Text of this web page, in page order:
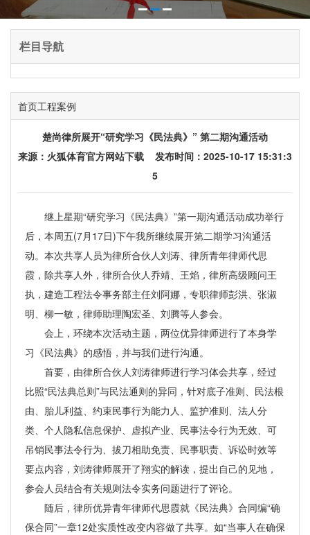
栏目导航
首页工程案例
楚尚律所展开“研究学习《民法典》” 第二期沟通活动
来源： 火狐体育官方网站下载 发布时间：2025-10-17 15:31:3
5
继上星期“研究学习《民法典》”第一期沟通活动成功举行
后，本周五(7月17日)下午我所继续展开第二期学习沟通活
动。本次共享人员为律所合伙人刘涛、律所青年律师代思
霞，除共享人外，律所合伙人乔靖、王焰，律所高级顾问王
执，建造工程法令事务部主任刘阿娜，专职律师彭洪、张淑
明、柳一敏，律师助理陶宏圣、刘腾等人参会。
会上，环绕本次活动主题，两位优异律师进行了本身学
习《民法典》的感悟，并与我们进行沟通。
首要，由律所合伙人刘涛律师进行学习体会共享，经过
比照“民法典总则”与民法通则的异同，针对底子准则、民法根
由、胎儿利益、约束民事行为能力人、监护准则、法人分
类、个人隐私信息保护、虚拟产业、民事法令行为无效、可
吊销民事法令行为、拔刀相助免责、民事职责、诉讼时效等
要点内容，刘涛律师展开了翔实的解读，提出自己的见地，
参会人员结合有关规则法令实务问题进行了评论。
随后，律所优异青年律师代思霞就《民法典》合同编“确
保合同”一章12处实质性改变内容做了共享。如“当事人在确保